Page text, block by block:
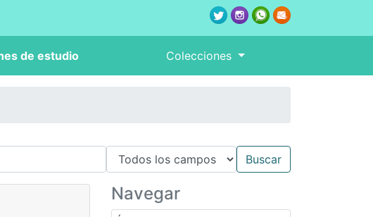
de estudio Colecciones
Navegar